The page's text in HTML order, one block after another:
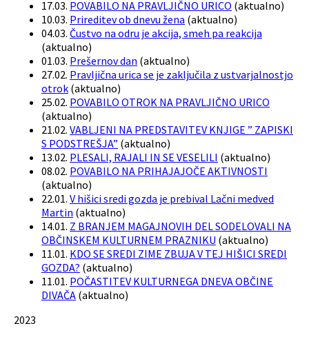
17.03. POVABILO NA PRAVLJIČNO URICO (aktualno)
10.03. Prireditev ob dnevu žena (aktualno)
04.03. Čustvo na odru je akcija, smeh pa reakcija
(aktualno)
01.03. Prešernov dan (aktualno)
27.02. Pravljična urica se je zaključila z ustvarjalnostjo
otrok (aktualno)
25.02. POVABILO OTROK NA PRAVLJIČNO URICO
(aktualno)
21.02. VABLJENI NA PREDSTAVITEV KNJIGE ” ZAPISKI
S PODSTREŠJA” (aktualno)
13.02. PLESALI, RAJALI IN SE VESELILI (aktualno)
08.02. POVABILO NA PRIHAJAJOČE AKTIVNOSTI
(aktualno)
22.01. V hišici sredi gozda je prebival Lačni medved
Martin (aktualno)
14.01. Z BRANJEM MAGAJNOVIH DEL SODELOVALI NA
OBČINSKEM KULTURNEM PRAZNIKU (aktualno)
11.01. KDO SE SREDI ZIME ZBUJA V TEJ HIŠICI SREDI
GOZDA? (aktualno)
11.01. POČASTITEV KULTURNEGA DNEVA OBČINE
DIVAČA (aktualno)
2023